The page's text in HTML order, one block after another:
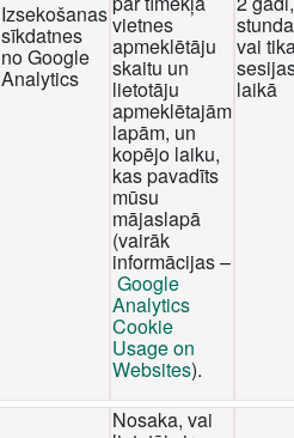
Izsekošanas
sīkdatnes
no Google
Analytics
vietnes
apmeklētāju
skaitu un
lietotāju
apmeklētajām
lapām, un
kopējo laiku,
kas pavadīts
mūsu
mājaslapā
(vairāk
informācijas –
Google
Analytics
Cookie
Usage on
Websites).
vai
laikā
Nosaka, vai